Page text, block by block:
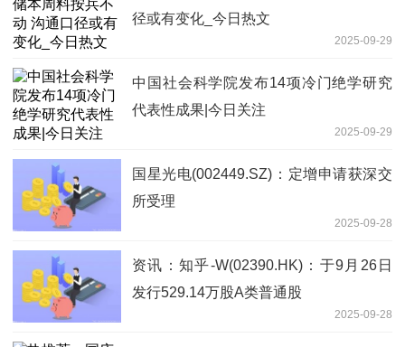
径或有变化_今日热文
2025-09-29
中国社会科学院发布14项冷门绝学研究
代表性成果|今日关注
2025-09-29
国星光电(002449.SZ)：定增申请获深交
所受理
2025-09-28
资讯：知乎-W(02390.HK)：于9月26日
发行529.14万股A类普通股
2025-09-28